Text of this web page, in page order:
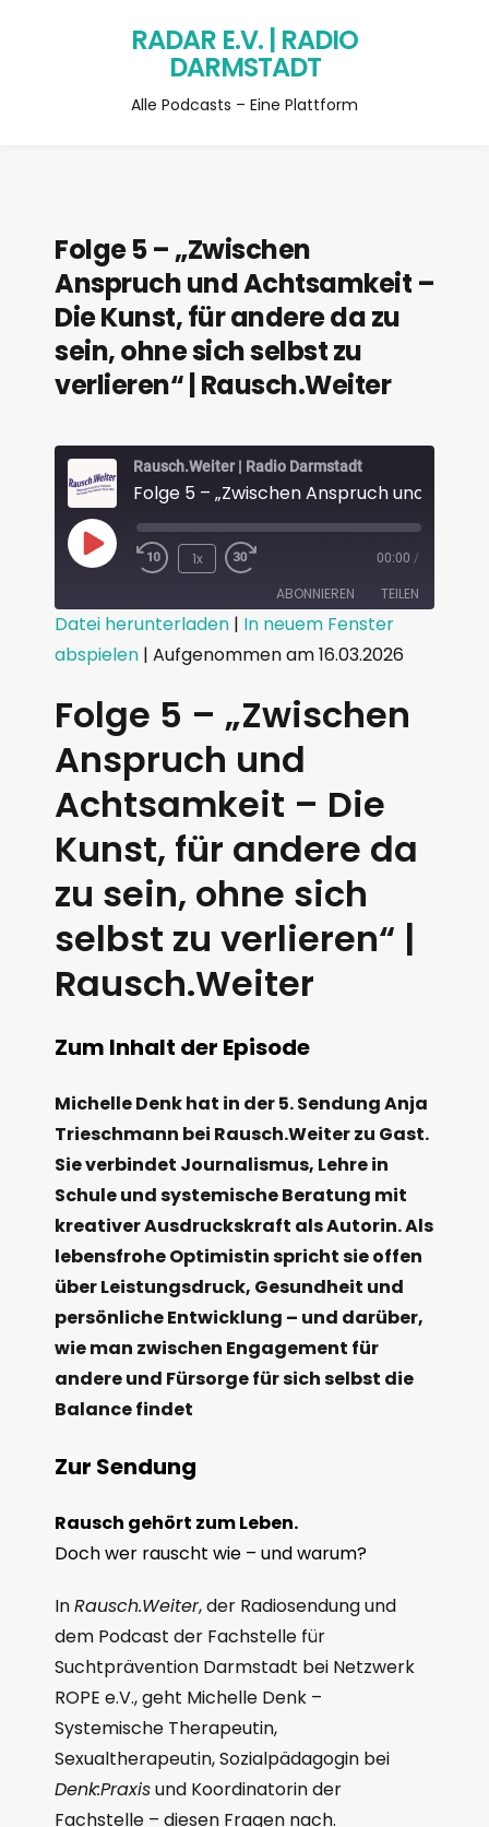
RADAR E.V. | RADIO
DARMSTADT
Alle Podcasts – Eine Plattform
Folge 5 – „Zwischen
Anspruch und Achtsamkeit –
Die Kunst, für andere da zu
sein, ohne sich selbst zu
verlieren“ | Rausch.Weiter
Rausch.Weiter | Radio Darmstadt
1x 00:00 /
ABONNIEREN TEILEN
RSS FEED
TEILEN
LINK
Datei herunterladen | In neuem Fenster
abspielen | Aufgenommen am 16.03.2026
Folge 5 – „Zwischen
Anspruch und
Achtsamkeit – Die
Kunst, für andere da
zu sein, ohne sich
selbst zu verlieren“ |
Rausch.Weiter
Zum Inhalt der Episode
Michelle Denk hat in der 5. Sendung Anja
Trieschmann bei Rausch.Weiter zu Gast.
Sie verbindet Journalismus, Lehre in
Schule und systemische Beratung mit
kreativer Ausdruckskraft als Autorin. Als
lebensfrohe Optimistin spricht sie offen
über Leistungsdruck, Gesundheit und
persönliche Entwicklung – und darüber,
wie man zwischen Engagement für
andere und Fürsorge für sich selbst die
Balance findet
Zur Sendung
Rausch gehört zum Leben.
Doch wer rauscht wie – und warum?
InRausch.Weiter, der Radiosendung und
dem Podcast der Fachstelle für
Suchtprävention Darmstadt bei Netzwerk
ROPE e.V., geht Michelle Denk –
Systemische Therapeutin,
Sexualtherapeutin, Sozialpädagogin bei
Denk:Praxisund Koordinatorin der
Fachstelle – diesen Fragen nach.